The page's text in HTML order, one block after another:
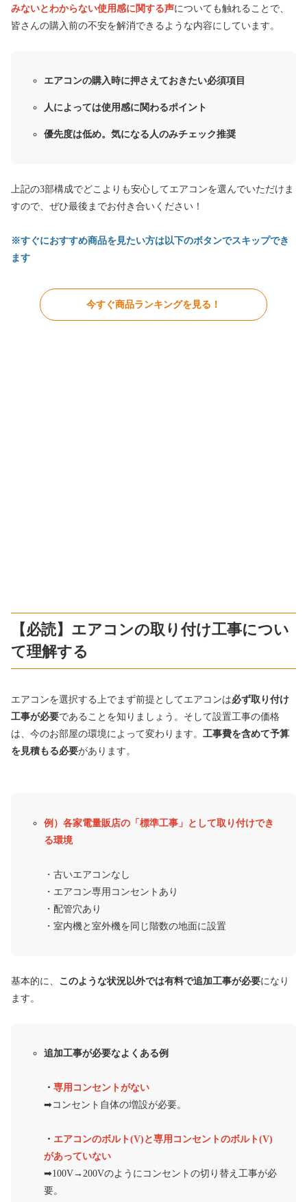
みないとわからない使用感に関する声についても触れることで、
皆さんの購入前の不安を解消できるような内容にしています。
エアコンの購入時に押さえておきたい必須項目
人によっては使用感に関わるポイント
優先度は低め。気になる人のみチェック推奨
上記の3部構成でどこよりも安心してエアコンを選んでいただけま
すので、ぜひ最後までお付き合いください！
※すぐにおすすめ商品を見たい方は以下のボタンでスキップでき
ます
今すぐ商品ランキングを見る！
【必読】エアコンの取り付け工事につい
て理解する
エアコンを選択する上でまず前提としてエアコンは必ず取り付け
工事が必要であることを知りましょう。そして設置工事の価格
は、今のお部屋の環境によって変わります。 工事費を含めて予算
を見積もる必要があります。
例）各家電量販店の「標準工事」として取り付けでき
る環境
・古いエアコンなし
・エアコン専用コンセントあり
・配管穴あり
・室内機と室外機を同じ階数の地面に設置
基本的に、 このような状況以外では有料で追加工事が必要になり
ます。
追加工事が必要なよくある例
・ 専用コンセントがない
➡︎コンセント自体の増設が必要。
・ エアコンのボルト(V)と専用コンセントのボルト(V)
があっていない
➡︎100V→200Vのようにコンセントの切り替え工事が必
要。